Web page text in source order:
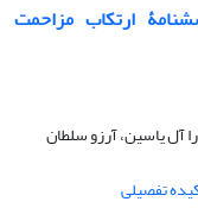
ارتکاب مزاحمت
آل یاسین، آرزو سلطان
تفصیلی